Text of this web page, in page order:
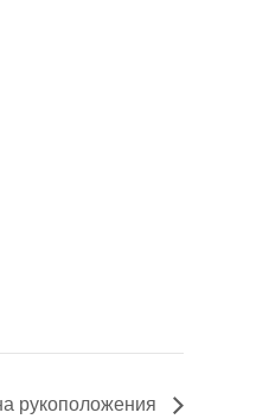
рукоположения